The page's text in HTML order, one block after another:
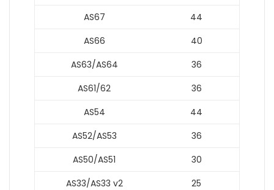
AS67
44
AS66
40
AS63/AS64
36
AS61/62
36
AS54
44
AS52/AS53
36
AS50/AS51
30
AS33/AS33 v2
25